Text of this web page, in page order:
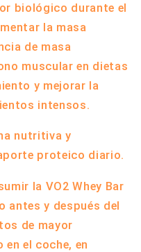
biológico durante el
la masa
de masa
muscular en dietas
y mejorar la
intensos.
nutritiva y
proteico diario.
la VO2 Whey Bar
antes y después del
de mayor
el coche, en